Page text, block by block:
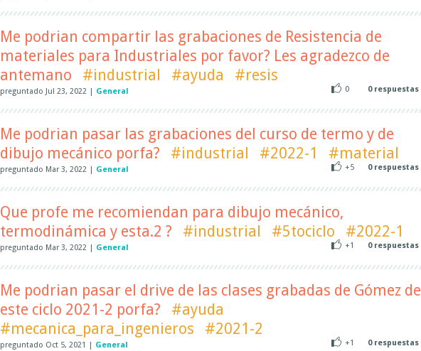
Me podrian compartir las grabaciones de Resistencia de
materiales para Industriales por favor? Les agradezco de
antemano
#industrial #ayuda #resis
preguntado Jul 23, 2022 General 0 0respuestas
Me podrian pasar las grabaciones del curso de termo y de
dibujo mecánico porfa?
#industrial #2022-1 #material
preguntado Mar 3, 2022 General +5 0respuestas
Que profe me recomiendan para dibujo mecánico,
termodinámica y esta.2 ?
#industrial #5tociclo #2022-1
preguntado Mar 3, 2022 General +1 0respuestas
Me podrian pasar el drive de las clases grabadas de Gómez de
este ciclo 2021-2 porfa?
#ayuda
#mecanica_para_ingenieros
#2021-2
preguntado Oct 5, 2021 General +1 0respuestas